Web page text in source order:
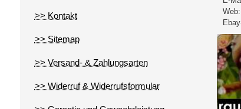
>> Kontakt
>> Sitemap
>> Versand- & Zahlungsarten
>> Widerruf & Widerrufsformular
Web: